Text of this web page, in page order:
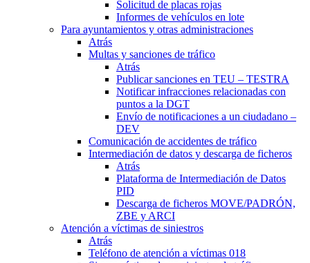
Solicitud de placas rojas
Informes de vehículos en lote
Para ayuntamientos y otras administraciones
Atrás
Multas y sanciones de tráfico
Atrás
Publicar sanciones en TEU – TESTRA
Notificar infracciones relacionadas con
puntos a la DGT
Envío de notificaciones a un ciudadano –
DEV
Comunicación de accidentes de tráfico
Intermediación de datos y descarga de ficheros
Atrás
Plataforma de Intermediación de Datos
PID
Descarga de ficheros MOVE/PADRÓN,
ZBE y ARCI
Atención a víctimas de siniestros
Atrás
Teléfono de atención a víctimas 018